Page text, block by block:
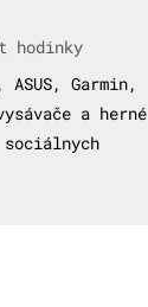
hodinky
Garmin,
a herné